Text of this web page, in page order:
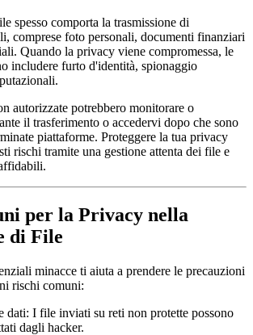
spesso comporta la trasmissione di
comprese foto personali, documenti finanziari
Quando la privacy viene compromessa, le
includere furto d'identità, spionaggio
autorizzate potrebbero monitorare o
il trasferimento o accedervi dopo che sono
piattaforme. Proteggere la tua privacy
rischi tramite una gestione attenta dei file e
per la Privacy nella
di File
minacce ti aiuta a prendere le precauzioni
rischi comuni:
dati: I file inviati su reti non protette possono
dagli hacker.